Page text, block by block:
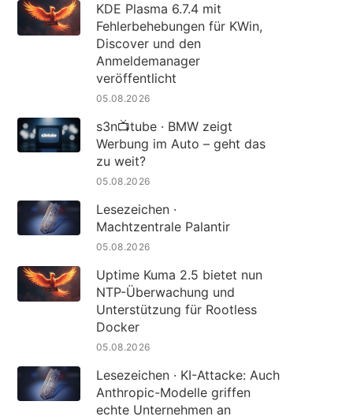
KDE Plasma 6.7.4 mit
Fehlerbehebungen für KWin,
Discover und den
Anmeldemanager
veröffentlicht
05.08.2026
s3n📺tube · BMW zeigt
Werbung im Auto – geht das
zu weit?
05.08.2026
Lesezeichen ·
Machtzentrale Palantir
05.08.2026
Uptime Kuma 2.5 bietet nun
NTP-Überwachung und
Unterstützung für Rootless
Docker
05.08.2026
Lesezeichen · KI-Attacke: Auch
Anthropic-Modelle griffen
echte Unternehmen an